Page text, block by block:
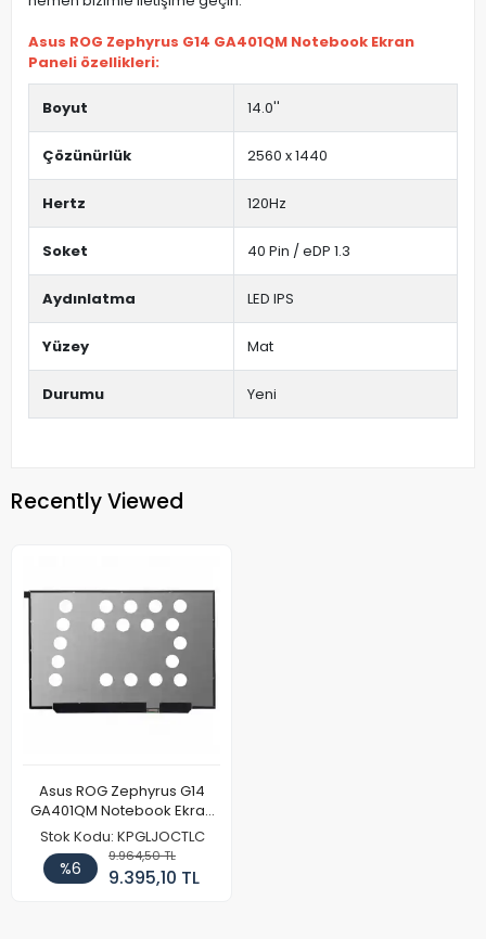
Asus ROG Zephyrus G14 GA401QM Notebook Ekran
Paneli özellikleri:
Boyut 14.0''
Çözünürlük 2560 x 1440
Hertz 120Hz
Soket 40 Pin / eDP 1.3
Aydınlatma LED IPS
Yüzey Mat
Durumu Yeni
Recently Viewed
Asus ROG Zephyrus G14
GA401QM Notebook Ekran
Paneli
Stok Kodu: KPGLJOCTLC
%6
9.964,50 TL
9.395,10 TL